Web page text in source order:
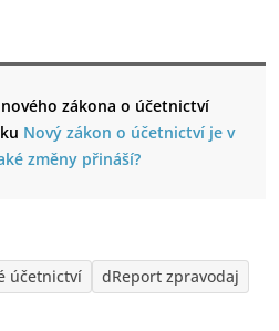
zákona o účetnictví
Nový zákon o účetnictví je v
změny přináší?
účetnictví dReport zpravodaj